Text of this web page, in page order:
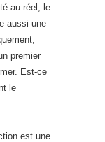
au réel, le
aussi une
premier
Est-ce
le
est une